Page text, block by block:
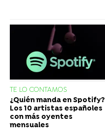
TE LO CONTAMOS
¿Quién manda en Spotify?
Los 10 artistas españoles
con más oyentes
mensuales